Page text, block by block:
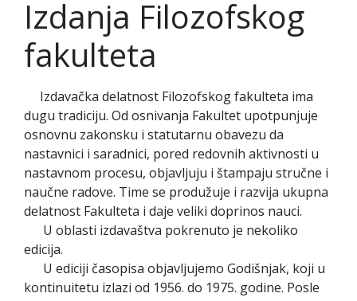
Izdanja Filozofskog
fakulteta
Izdavačka delatnost Filozofskog fakulteta ima
dugu tradiciju. Od osnivanja Fakultet upotpunjuje
osnovnu zakonsku i statutarnu obavezu da
nastavnici i saradnici, pored redovnih aktivnosti u
nastavnom procesu, objavljuju i štampaju stručne i
naučne radove. Time se produžuje i razvija ukupna
delatnost Fakulteta i daje veliki doprinos nauci.
U oblasti izdavaštva pokrenuto je nekoliko
edicija.
U ediciji časopisa objavljujemo Godišnjak, koji u
kontinuitetu izlazi od 1956. do 1975. godine. Posle